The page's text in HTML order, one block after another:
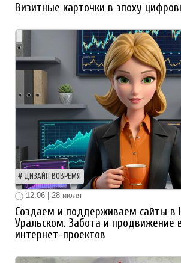
Визитные карточки в эпоху
ДИЗАЙН ВОВРЕМЯ
12:06 | 28 июля
Создаем и поддерживаем сайты в
Уральском. Забота и продвижение
интернет-проектов